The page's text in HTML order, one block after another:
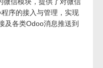
序的接入与管理，实现
及各类Odoo消息推送到